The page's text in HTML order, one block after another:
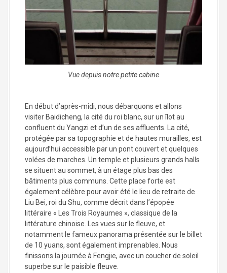
Vue depuis notre petite cabine
En début d’après-midi, nous débarquons et allons
visiter Baidicheng, la cité du roi blanc, sur un îlot au
confluent du Yangzi et d’un de ses affluents. La cité,
protégée par sa topographie et de hautes murailles, est
aujourd’hui accessible par un pont couvert et quelques
volées de marches. Un temple et plusieurs grands halls
se situent au sommet, à un étage plus bas des
bâtiments plus communs. Cette place forte est
également célèbre pour avoir été le lieu de retraite de
Liu Bei, roi du Shu, comme décrit dans l’épopée
littéraire « Les Trois Royaumes », classique de la
littérature chinoise. Les vues sur le fleuve, et
notamment le fameux panorama présentée sur le billet
de 10 yuans, sont également imprenables. Nous
finissons la journée à Fengjie, avec un coucher de soleil
superbe sur le paisible fleuve.